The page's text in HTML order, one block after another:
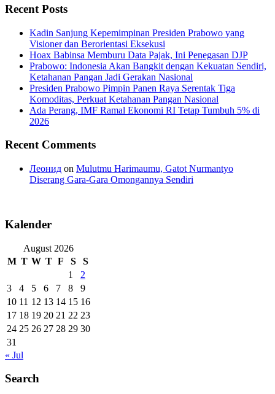
Recent Posts
Kadin Sanjung Kepemimpinan Presiden Prabowo yang
Visioner dan Berorientasi Eksekusi
Hoax Babinsa Memburu Data Pajak, Ini Penegasan DJP
Prabowo: Indonesia Akan Bangkit dengan Kekuatan Sendiri,
Ketahanan Pangan Jadi Gerakan Nasional
Presiden Prabowo Pimpin Panen Raya Serentak Tiga
Komoditas, Perkuat Ketahanan Pangan Nasional
Ada Perang, IMF Ramal Ekonomi RI Tetap Tumbuh 5% di
2026
Recent Comments
Леонид on Mulutmu Harimaumu, Gatot Nurmantyo
Diserang Gara-Gara Omongannya Sendiri
Kalender
August 2026
M T W T F S
S
1
2
3
4 5 6 7 8
9
10 11 12 13 14 15 16
17 18 19 20 21 22 23
24 25 26 27 28 29 30
31
« Jul
Search